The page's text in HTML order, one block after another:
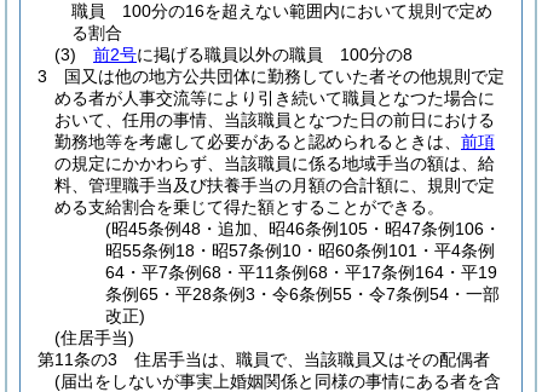
職員 100分の16を超えない範囲内において規則で定め
る割合
(3)
前2号に掲げる職員以外の職員 100分の8
3
国又は他の地方公共団体に勤務していた者その他規則で定
める者が人事交流等により引き続いて職員となつた場合に
おいて、任用の事情、当該職員となつた日の前日における
勤務地等を考慮して必要があると認められるときは、 前項
の規定にかかわらず、当該職員に係る地域手当の額は、給
料、管理職手当及び扶養手当の月額の合計額に、規則で定
める支給割合を乗じて得た額とすることができる。
(昭45条例48・追加、昭46条例105・昭47条例106・
昭55条例18・昭57条例10・昭60条例101・平4条例
64・平7条例68・平11条例68・平17条例164・平19
条例65・平28条例3・令6条例55・令7条例54・一部
改正)
(住居手当)
第11条の3
住居手当は、職員で、当該職員又はその配偶者
(届出をしないが事実上婚姻関係と同様の事情にある者を含